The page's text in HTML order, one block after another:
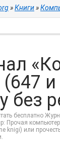
»Книги»
(647
без
бесплатно
Прочая
knigi) или